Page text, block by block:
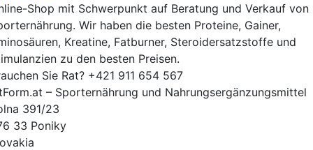
Shop mit Schwerpunkt auf Beratung und Verkauf von
Wir haben die besten Proteine, Gainer,
Kreatine, Fatburner, Steroidersatzstoffe und
zu den besten Preisen.
Sie Rat? +421 911 654 567
– Sporternährung und Nahrungsergänzungsmittel
391/23
33 Poniky